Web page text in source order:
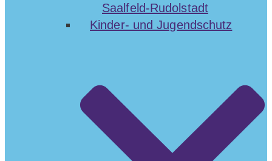
Saalfeld-Rudolstadt
Kinder- und Jugendschutz